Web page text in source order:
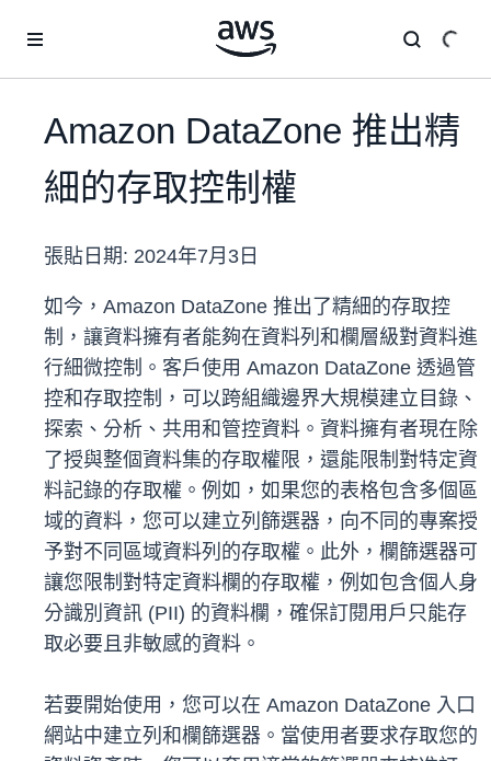
Amazon DataZone 推出精
細的存取控制權
張貼日期: 2024年7月3日
如今，Amazon DataZone 推出了精細的存取控
制，讓資料擁有者能夠在資料列和欄層級對資料進
行細微控制。客戶使用 Amazon DataZone 透過管
控和存取控制，可以跨組織邊界大規模建立目錄、
探索、分析、共用和管控資料。資料擁有者現在除
了授與整個資料集的存取權限，還能限制對特定資
料記錄的存取權。例如，如果您的表格包含多個區
域的資料，您可以建立列篩選器，向不同的專案授
予對不同區域資料列的存取權。此外，欄篩選器可
讓您限制對特定資料欄的存取權，例如包含個人身
分識別資訊 (PII) 的資料欄，確保訂閱用戶只能存
取必要且非敏感的資料。
若要開始使用，您可以在 Amazon DataZone 入口
網站中建立列和欄篩選器。當使用者要求存取您的